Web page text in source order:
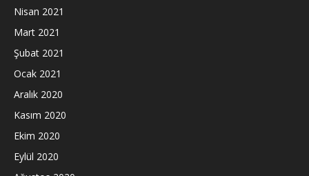
Nisan 2021
Mart 2021
Şubat 2021
Ocak 2021
Aralık 2020
Kasım 2020
Ekim 2020
Eylül 2020